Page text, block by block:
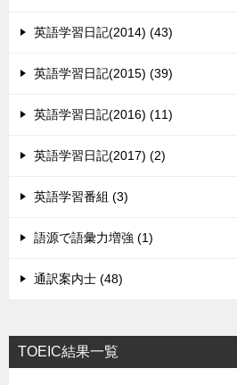
英語学習日記(2014) (43)
英語学習日記(2015) (39)
英語学習日記(2016) (11)
英語学習日記(2017) (2)
英語学習番組 (3)
語源で語彙力増強 (1)
通訳案内士 (48)
TOEIC結果一覧